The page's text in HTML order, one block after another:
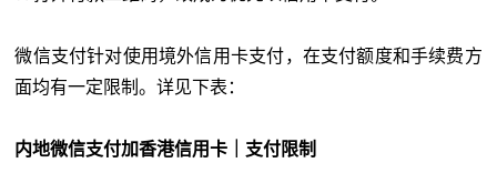
微信支付针对使用境外信用卡支付，在支付额度和手续费方
面均有一定限制。详见下表：
内地微信支付加香港信用卡｜支付限制